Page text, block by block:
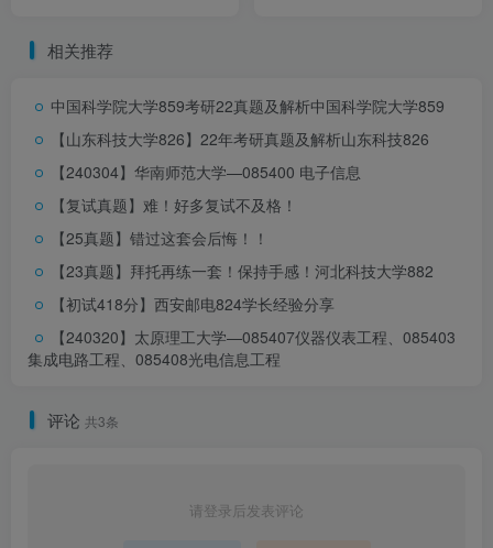
相关推荐
中国科学院大学859考研22真题及解析中国科学院大学859
【山东科技大学826】22年考研真题及解析山东科技826
【240304】华南师范大学—085400 电子信息
【复试真题】难！好多复试不及格！
【25真题】错过这套会后悔！！
【23真题】拜托再练一套！保持手感！ 河北科技大学882
【初试418分】西安邮电824学长经验分享
【240320】太原理工大学—085407仪器仪表工程、085403
集成电路工程、085408光电信息工程
评论 共3条
请登录后发表评论